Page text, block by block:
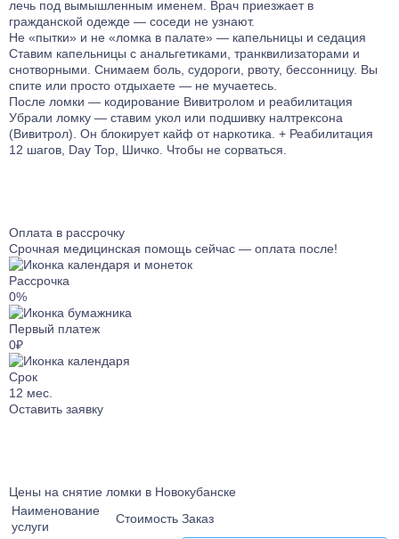
Лечение от ЛСД
Лечение от Мефедрона
Лечение от Лирики
Лечение от Экстази
Лечение от Фенозепама
Лечение от Бутирата
Лечение от Кокаина
Лечение от Кетамина
Лечение от Опиума
Лечение от Фенобарбитала
Лечение от Эфедрина
Лечение от Трамадола
Кодирование Агломиналом
Электроимпульсная терапия
Кодирование Током
Кодирование Селинкро
Кодирование Колме
Кодирование SITMST
Витамерц Депо
Кодирование от курения
Кодирование на 6 месяцев
Кодирование на 1 год
Лечение биполярного расстройства
Лечение панических атак
Лечение раздражительности
Лечение гиперактивности
Лечение деменции
Лечение дистимии
Лечение гипомании
Лечение психопатии
Лечение мании преследования
Лечение энкопреза
Лечение СДВГ
Лечение социопатии
Лечение анорексии
Лечение игромании
лечь под вымышленным именем. Врач приезжает в
гражданской одежде — соседи не узнают.
Не «пытки» и не «ломка в палате» — капельницы и седация
Ставим капельницы с анальгетиками, транквилизаторами и
снотворными. Снимаем боль, судороги, рвоту, бессонницу. Вы
спите или просто отдыхаете — не мучаетесь.
После ломки — кодирование Вивитролом и реабилитация
Убрали ломку — ставим укол или подшивку налтрексона
(Вивитрол). Он блокирует кайф от наркотика. + Реабилитация
12 шагов, Day Top, Шичко. Чтобы не сорваться.
Оплата в рассрочку
Срочная медицинская помощь сейчас — оплата после!
Рассрочка
0%
Первый платеж
0₽
Срок
12 мес.
Оставить заявку
Цены на снятие ломки в Новокубанске
Наименование
услуги
Стоимость Заказ